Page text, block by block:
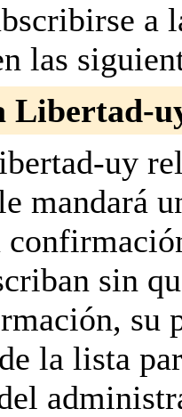
a
las
Libertad-
uy
mandará
sin
su
la lista